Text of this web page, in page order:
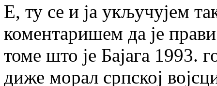
Е, ту се и ја укључујем
коментаришем да је
томе што је Бајага 1993.
диже морал српској